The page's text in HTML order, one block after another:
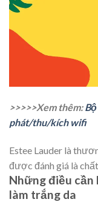
>>>>>Xem thêm:
phát/thu/kích wifi
Estee Lauder là
được đánh giá là
Những điều
làm trắng da